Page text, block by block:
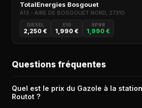
TotalEnergies Bosgouet
A13 - AIRE DE BOSGOUET NORD, 27310
DIESEL
2,250 €
E10
1,990 €
SP98
1,990 €
Questions fréquentes
Quel est le prix du Gazole à la
Routot ?